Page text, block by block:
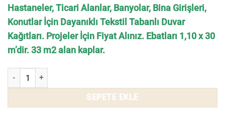
Hastaneler, Ticari Alanlar, Banyolar, Bina Girişleri,
Konutlar İçin Dayanıklı Tekstil Tabanlı Duvar
Kağıtları. Projeler İçin Fiyat Alınız. Ebatları 1,10 x 30
m’dir. 33 m2 alan kaplar.
Duvar Kağıdı Tekstil Tabanlı Contex CT1093 adet
SEPETE EKLE